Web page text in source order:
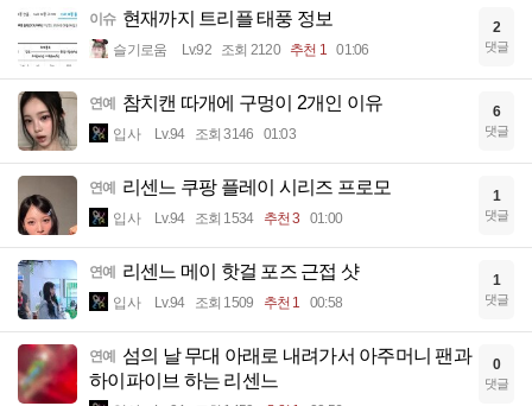
이슈 현재까지 트리플 태풍 정보
슬기로움 Lv.92 조회 2120 추천 1 01:06
2
댓글
연예 참치캔 따개에 구멍이 2개인 이유
입사 Lv.94 조회 3146 01:03
6
댓글
연예 리센느 쿠팡 플레이 시리즈 프로모
입사 Lv.94 조회 1534 추천 3 01:00
1
댓글
연예 리센느 메이 핫걸 포즈 근접 샷
입사 Lv.94 조회 1509 추천 1 00:58
1
댓글
연예 섬의 날 무대 아래로 내려가서 아주머니 팬과
하이파이브 하는 리센느
0
댓글